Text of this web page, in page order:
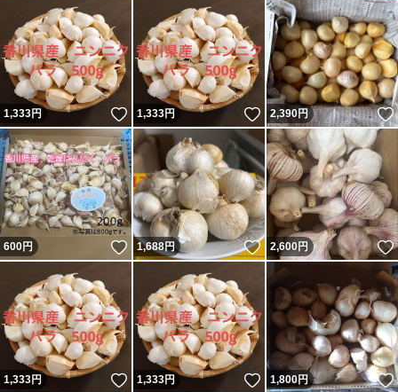
1,333円 いいね！
1,333円 いいね！
2,390円
600円 いいね！
1,688円 いいね！
2,600円
1,333円 いいね！
1,333円 いいね！
1,800円